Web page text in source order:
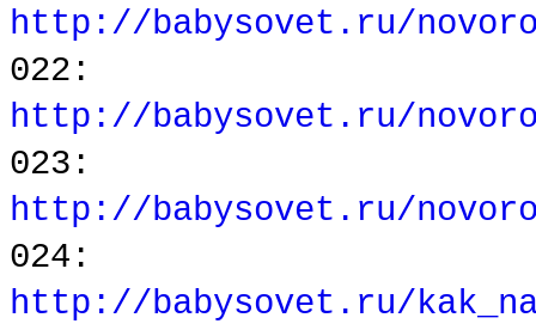
http://babysovet.ru/
022:
http://babysovet.ru/
023:
http://babysovet.ru/
024:
http://babysovet.ru/